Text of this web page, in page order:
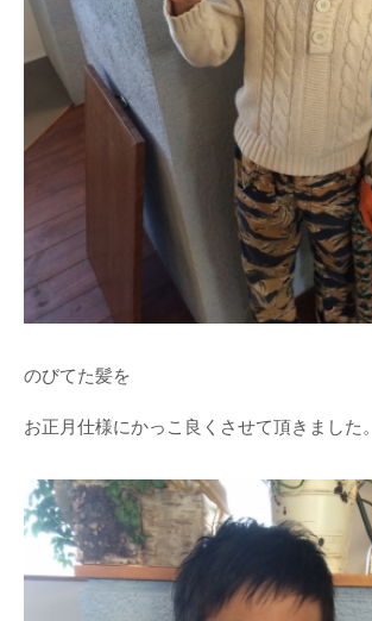
のびてた髪を
お正月仕様にかっこ良くさせて頂きました。